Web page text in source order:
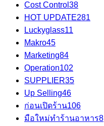
Cost Control 38
HOT UPDATE281
Luckyglass11
Makro45
Marketing84
Operation102
SUPPLIER35
Up Selling46
ก่อนเปิดร้าน106
มือใหม่ทำร้านอาหาร8